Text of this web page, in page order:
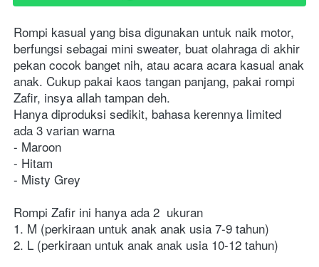
Rompi kasual yang bisa digunakan untuk naik motor,
berfungsi sebagai mini sweater, buat olahraga di akhir
pekan cocok banget nih, atau acara acara kasual anak
anak. Cukup pakai kaos tangan panjang, pakai rompi
Zafir, insya allah tampan deh.
Hanya diproduksi sedikit, bahasa kerennya limited
ada 3 varian warna
- Maroon
- Hitam
- Misty Grey
Rompi Zafir ini hanya ada 2  ukuran
1. M (perkiraan untuk anak anak usia 7-9 tahun)
2. L (perkiraan untuk anak anak usia 10-12 tahun)